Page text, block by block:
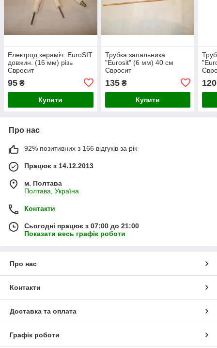
Електрод кераміч. EuroSIT
довжин. (16 мм) різь
Євросит
95 ₴
Купити
Трубка запальника
"Eurosit" (6 мм) 40 см
Євросит
135₴
Купити
120
Про нас
92% позитивних з 166 відгуків за рік
Працює з 14.12.2013
м. Полтава
Полтава, Україна
Контакти
Сьогодні працює з 07:00 до 21:00
Показати весь графік роботи
Про нас
Контакти
Доставка та оплата
Графік роботи